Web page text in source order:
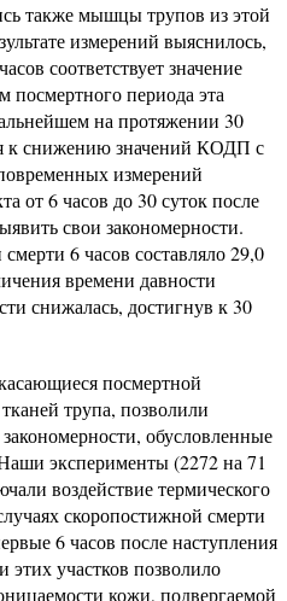
также мышцы трупов из этой
измерений выяснилось,
соответствует значение
периода эта
на протяжении 30
к снижению значений КОДП с
измерений
от 6 часов до 30 суток после
свои закономерности.
6 часов составляло 29,0
времени давности
снижалась, достигнув к 30
посмертной
трупа, позволили
обусловленные
эксперименты (2272 на 71
воздействие термического
скоропостижной смерти
6 часов после наступления
участков позволило
кожи, подвергаемой